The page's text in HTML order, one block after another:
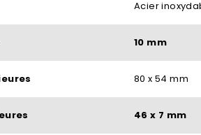
Acier
10 mm
80 x 54 mm
46 x 7 mm